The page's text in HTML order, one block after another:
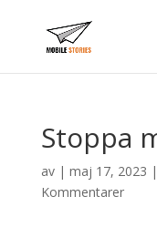
Stoppa
av | maj 17, 2023 |
Kommentarer